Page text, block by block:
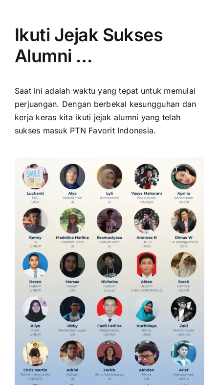
Ikuti Jejak Sukses
Alumni …
Saat ini adalah waktu yang tepat untuk memulai
perjuangan. Dengan berbekal kesungguhan dan
kerja keras kita ikuti jejak alumni yang telah
sukses masuk PTN Favorit Indonesia.